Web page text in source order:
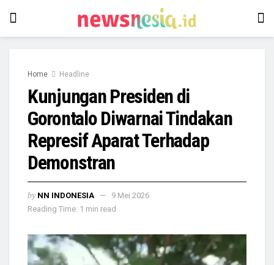
Home Headline
Kunjungan Presiden di
Gorontalo Diwarnai Tindakan
Represif Aparat Terhadap
Demonstran
by NN INDONESIA
9 Mei 2026
Reading Time: 1 min read